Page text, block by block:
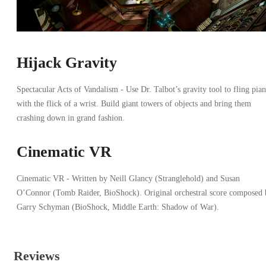
Hijack Gravity
Spectacular Acts of Vandalism - Use Dr. Talbot’s gravity tool to fling
with the flick of a wrist. Build giant towers of objects and bring them
crashing down in grand fashion.
Cinematic VR
Cinematic VR - Written by Neill Glancy (Stranglehold) and Susan
O’Connor (Tomb Raider, BioShock). Original orchestral score composed
Garry Schyman (BioShock, Middle Earth: Shadow of War).
Reviews